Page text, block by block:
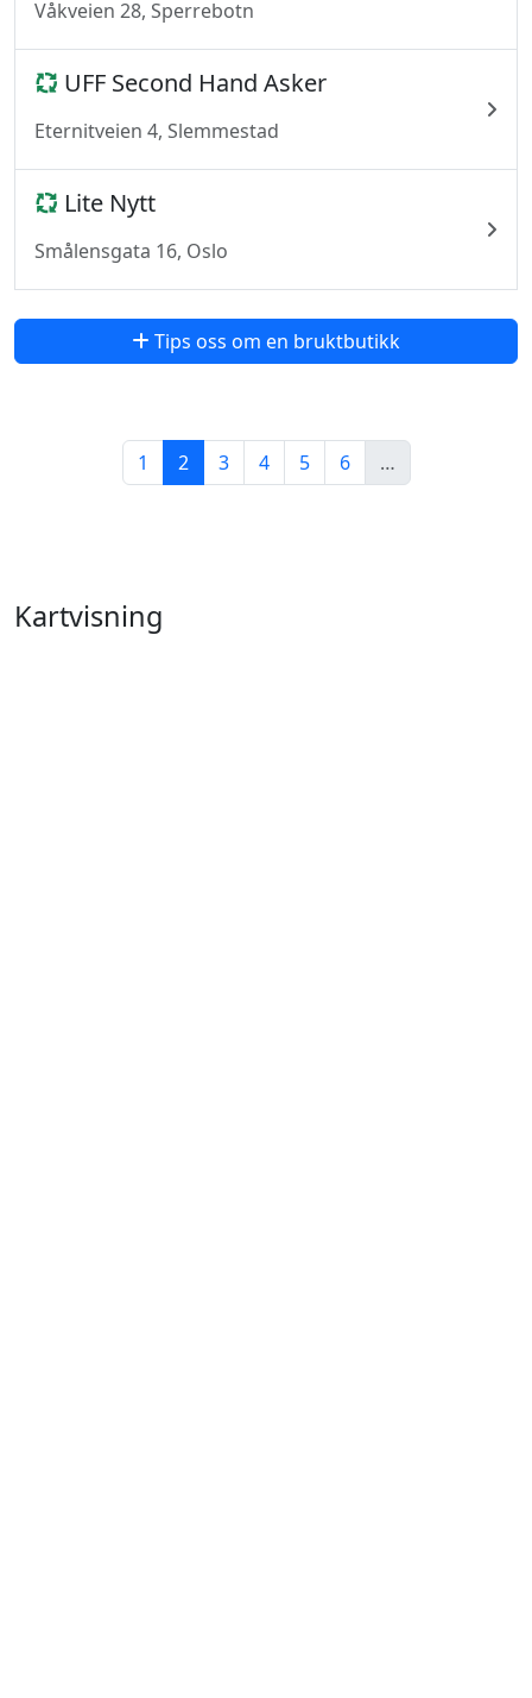
Våkveien 28, Sperrebotn
UFF Second Hand Asker
Eternitveien 4, Slemmestad
Lite Nytt
Smålensgata 16, Oslo
Tips oss om en bruktbutikk
1 2 3 4 5 6 …
Kartvisning